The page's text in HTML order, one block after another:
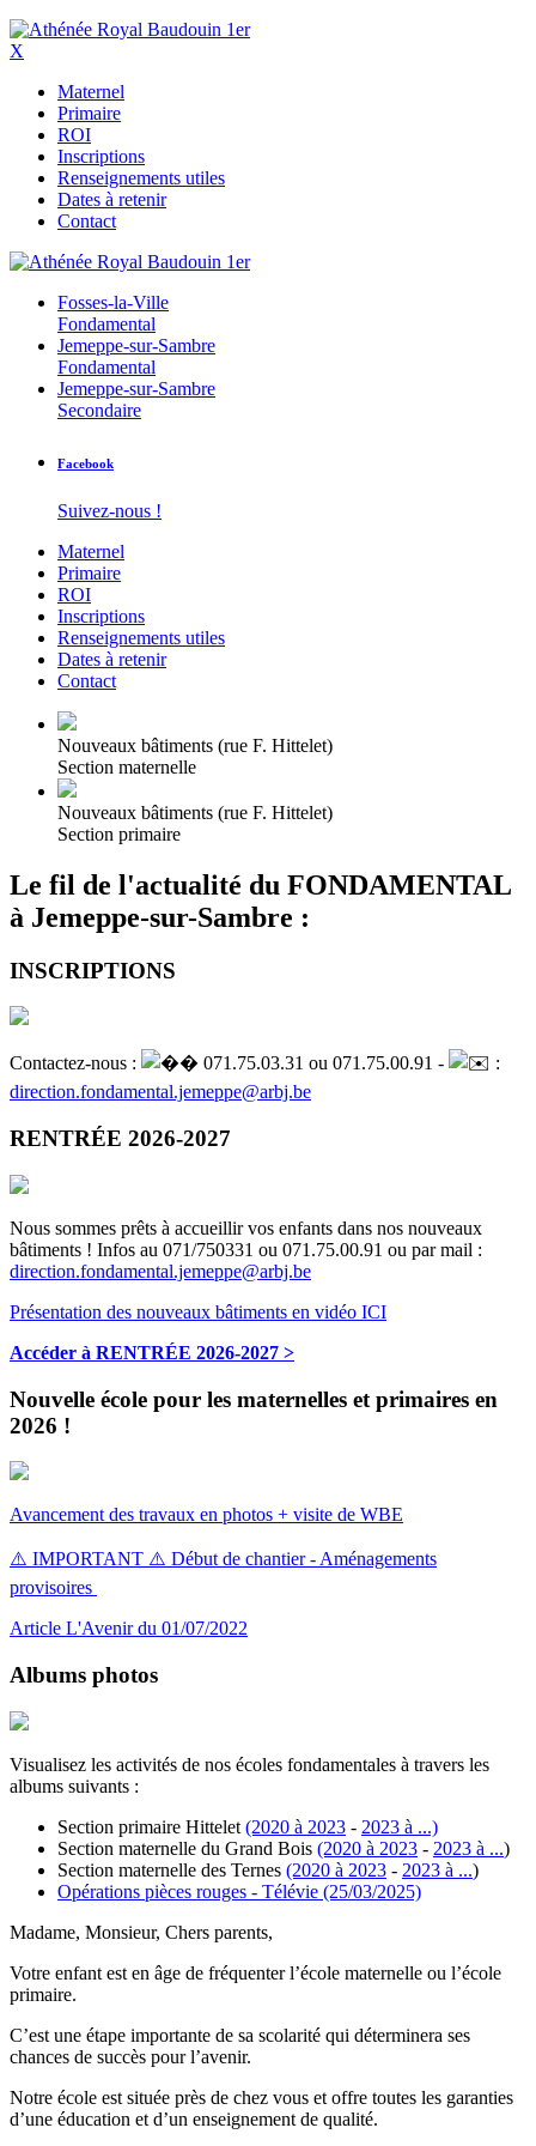
X
Maternel
Primaire
ROI
Inscriptions
Renseignements utiles
Dates à retenir
Contact
Fosses-la-Ville
Fondamental
Jemeppe-sur-Sambre
Fondamental
Jemeppe-sur-Sambre
Secondaire
Facebook
Suivez-nous !
Maternel
Primaire
ROI
Inscriptions
Renseignements utiles
Dates à retenir
Contact
Nouveaux bâtiments (rue F. Hittelet)
Section maternelle
Nouveaux bâtiments (rue F. Hittelet)
Section primaire
Le fil de l'actualité du FONDAMENTAL
à Jemeppe-sur-Sambre :
INSCRIPTIONS
Contactez-nous : 071.75.03.31 ou 071.75.00.91 -
:
direction.fondamental.jemeppe@arbj.be
RENTRÉE 2026-2027
Nous sommes prêts à accueillir vos enfants dans nos nouveaux
bâtiments ! Infos au 071/750331 ou 071.75.00.91 ou par mail :
direction.fondamental.jemeppe@arbj.be
Présentation des nouveaux bâtiments en vidéo ICI
Accéder à RENTRÉE 2026-2027 >
Nouvelle école pour les maternelles et primaires en
2026 !
Avancement des travaux en photos + visite de WBE
⚠️ IMPORTANT ⚠️ Début de chantier - Aménagements
provisoires
Article L'Avenir du 01/07/2022
Albums photos
Visualisez les activités de nos écoles fondamentales à travers les
albums suivants :
Section primaire Hittelet (2020 à 2023 - 2023 à ...)
Section maternelle du Grand Bois (2020 à 2023 - 2023 à ...)
Section maternelle des Ternes (2020 à 2023 - 2023 à ...)
Opérations pièces rouges - Télévie (25/03/2025)
Madame, Monsieur, Chers parents,
Votre enfant est en âge de fréquenter l’école maternelle ou l’école
primaire.
C’est une étape importante de sa scolarité qui déterminera ses
chances de succès pour l’avenir.
Notre école est située près de chez vous et offre toutes les garanties
d’une éducation et d’un enseignement de qualité.